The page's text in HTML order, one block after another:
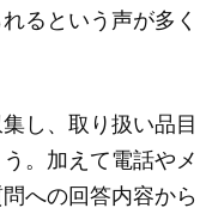
るという声が多く
し、取り扱い品目
。加えて電話やメ
への回答内容から